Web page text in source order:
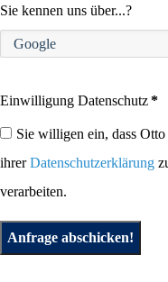
Sie kennen uns über...?
Einwilligung Datenschutz*
Sie willigen ein, dass
ihrerDatenschutzerklärung
verarbeiten.
Anfrage abschicken!